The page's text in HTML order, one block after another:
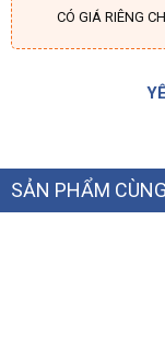
CÓ GIÁ RIÊNG
SẢN PHẨM